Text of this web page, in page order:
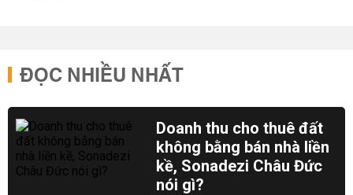
ĐỌC NHIỀU NHẤT
Doanh thu cho thuê đất
không bằng bán nhà liền
kề, Sonadezi Châu Đức
nói gì?